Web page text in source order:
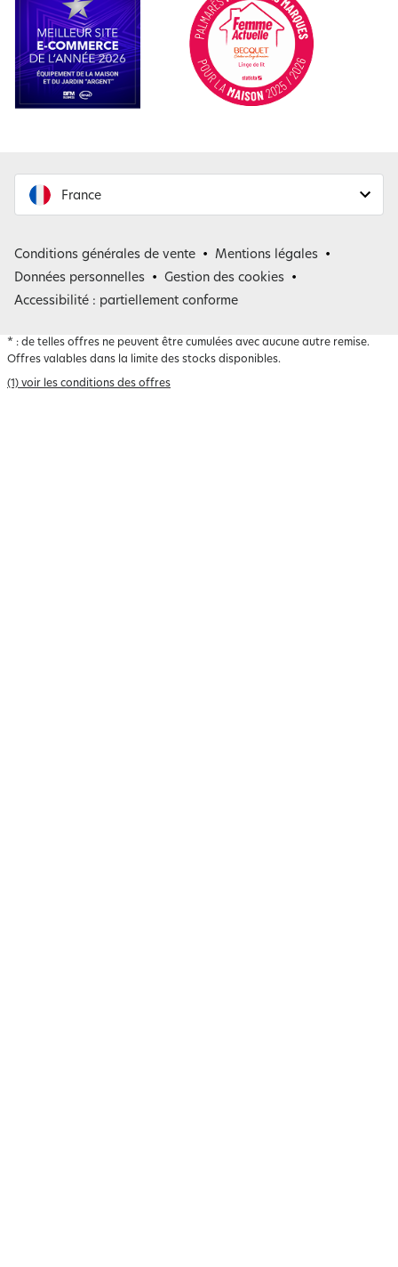
France
Belgique
Conditions générales de vente
Mentions légales
Données personnelles
Gestion des cookies
Accessibilité : partiellement conforme
* : de telles offres ne peuvent être cumulées avec aucune autre remise.
Offres valables dans la limite des stocks disponibles.
(1) voir les conditions des offres